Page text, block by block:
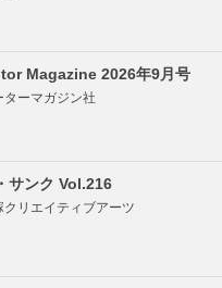
Magazine 2026年9月号
ターマガジン社
サンク Vol.216
クリエイティブアーツ